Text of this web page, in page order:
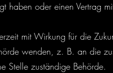
haben oder einen Vertrag
mit Wirkung für die
wenden, z. B. an die
Stelle zuständige Behörde.